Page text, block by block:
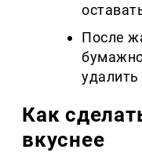
После
Как
вкуснее